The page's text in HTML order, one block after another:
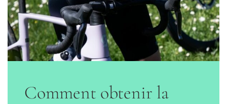
Comment obtenir la